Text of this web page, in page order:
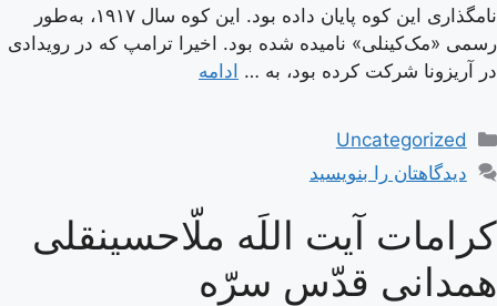
نامگذاری این کوه پایان داده بود. این کوه سال ۱۹۱۷، به‌طور
رسمی «مک‌کینلی» نامیده شده بود. اخیرا ترامپ که در رویدادی
در آریزونا شرکت کرده بود، به … ادامه
دسته‌ها
Uncategorized
دیدگاهتان را بنویسید
کرامات آیت اللَه ملّاحسینقلی
همدانی قدّس سرّه